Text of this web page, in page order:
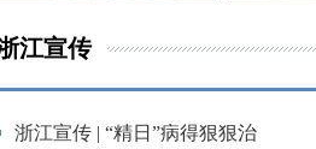
江宣传
浙江宣传 | “精日”病得狠狠治